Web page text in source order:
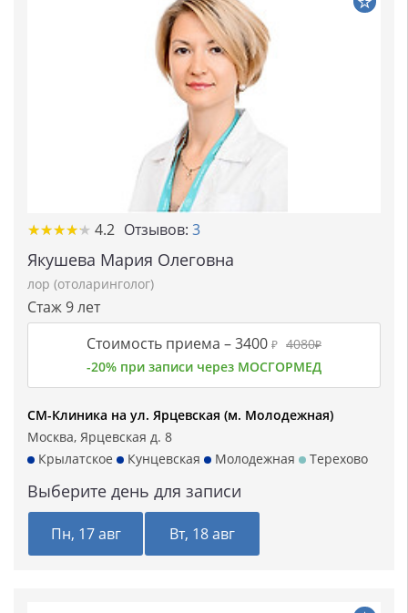
★★★★★
★★★★★ 4.2 Отзывов: 3
Якушева Мария Олеговна
лор (отоларинголог)
Стаж 9 лет
Стоимость приема –3400 ₽ 4080₽
-20% при записи через МОСГОРМЕД
СМ-Клиника на ул. Ярцевская (м. Молодежная)
Москва, Ярцевская д. 8
Крылатское
Кунцевская Молодежная Терехово
Выберите день для записи
Пн, 17 авг Вт, 18 авг